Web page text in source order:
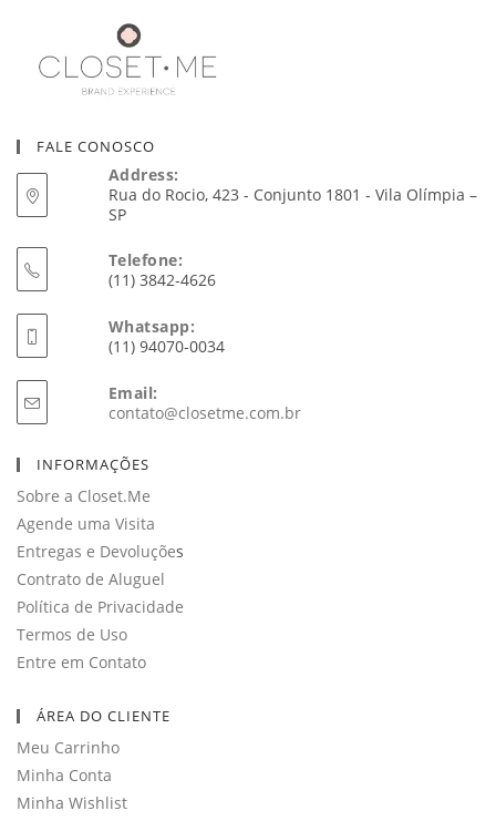
FALE CONOSCO
Address:
Rua do Rocio, 423 - Conjunto 1801 - Vila Olímpia –
SP
Telefone:
(11) 3842-4626
Whatsapp:
(11) 94070-0034
Email:
contato@closetme.com.brAbre
INFORMAÇÕES
Sobre a Closet.Me
Agende uma Visita
Entregas e Devoluções
Contrato de Aluguel
Política de Privacidade
Termos de Uso
Entre em Contato
ÁREA DO CLIENTE
Meu Carrinho
Minha Conta
Minha Wishlist